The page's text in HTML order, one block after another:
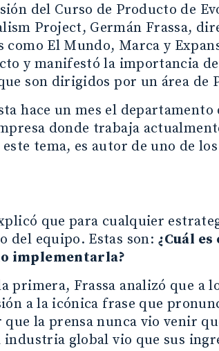
del Curso de Producto de
Project, Germán Frassa,
como El Mundo, Marca y
y manifestó la importancia
son dirigidos por un área de
hace un mes el
donde trabaja
tema, es autor de uno de
que para cualquier
del equipo. Estas son: ¿Cuál
implementarla?
primera, Frassa analizó que a
a la icónica frase que
la prensa nunca vio venir
global vio que sus